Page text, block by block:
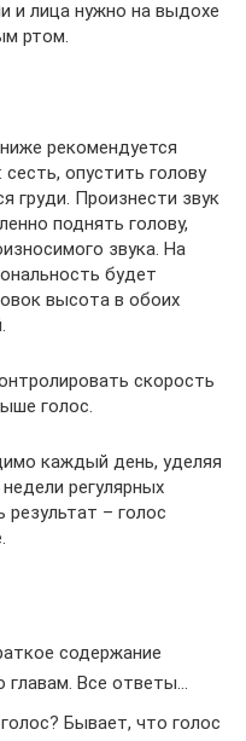
и лица нужно на выдохе
ртом.
рекомендуется
опустить голову
груди. Произнести звук
поднять голову,
звука. На
будет
высота в обоих
скорость
голос.
каждый день, уделяя
регулярных
– голос
содержание
Все ответы…
Бывает, что голос